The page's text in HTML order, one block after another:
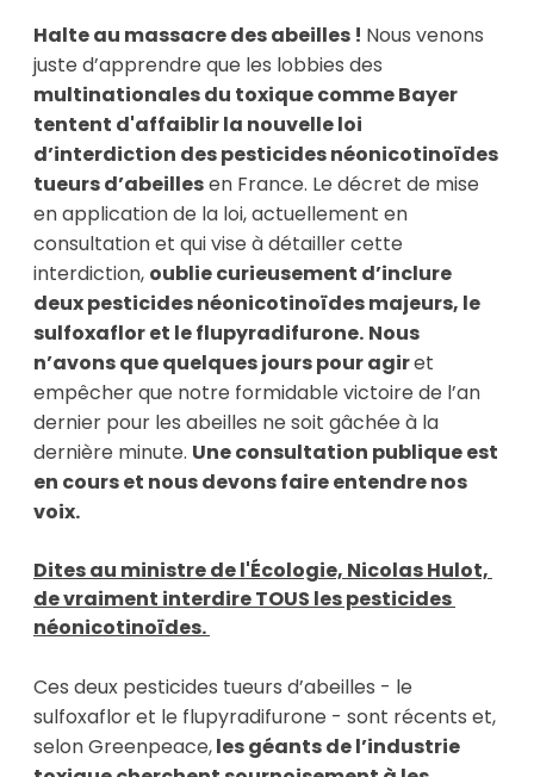
Halte au massacre des abeilles ! Nous venons
juste d’apprendre que les lobbies des
multinationales du toxique comme Bayer
tentent d'affaiblir la nouvelle loi
d’interdiction des pesticides néonicotinoïdes
tueurs d’abeillesen France. Le décret de mise
en application de la loi, actuellement en
consultation et qui vise à détailler cette
interdiction, oublie curieusement d’inclure
deux pesticides néonicotinoïdes majeurs, le
sulfoxaflor et le flupyradifurone. Nous
n’avons que quelques jours pour agiret
empêcher que notre formidable victoire de l’an
dernier pour les abeilles ne soit gâchée à la
dernière minute. Une consultation publique est
en cours et nous devons faire entendre nos
voix.
Dites au ministre de l'Écologie, Nicolas Hulot,
de vraiment interdire TOUS les pesticides
néonicotinoïdes.
Ces deux pesticides tueurs d’abeilles - le
sulfoxaflor et le flupyradifurone - sont récents et,
selon Greenpeace, les géants de l’industrie